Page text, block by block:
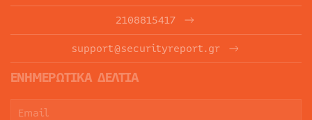
2108815417
support@securityreport.gr
ΕΝΗΜΕΡΩΤΙΚΑ ΔΕΛΤΙΑ